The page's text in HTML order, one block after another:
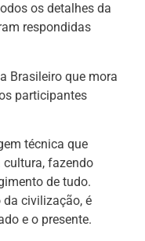
os detalhes da
respondidas
Brasileiro que mora
participantes
técnica que
fazendo
de tudo.
da civilização, é
e o presente.